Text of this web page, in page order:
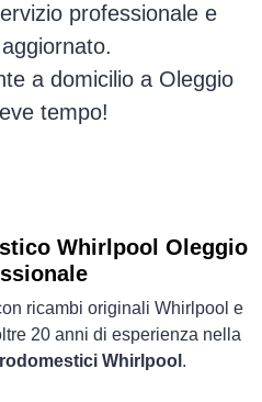
professionale e
a domicilio a Oleggio
tempo!
Whirlpool Oleggio
ricambi originali Whirlpool e
20 anni di esperienza nella
Whirlpool .